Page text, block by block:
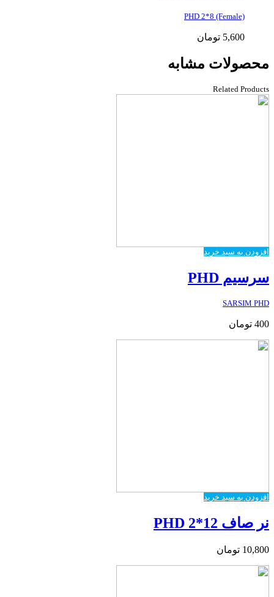
PHD 2*8 (Female)
5,600 تومان
محصولات مشابه
Related Products
افزودن به سبد خرید
سرسیم PHD
SARSIM PHD
400 تومان
افزودن به سبد خرید
نر صاف PHD 2*12
10,800 تومان